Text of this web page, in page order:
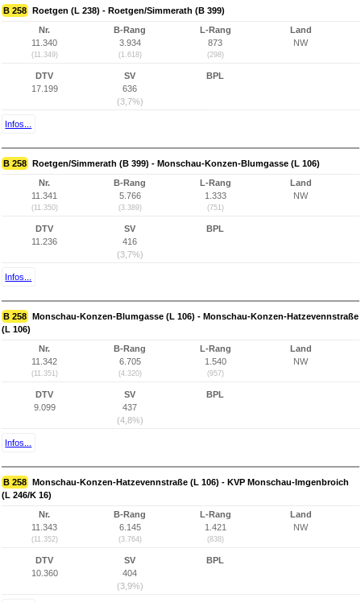
B 258 Roetgen (L 238) - Roetgen/Simmerath (B 399)
Nr.
11.340
(11.349)
B-Rang
3.934
(1.618)
L-Rang
873
(298)
Land
NW
DTV
17.199
SV
636
(3,7%)
BPL
Infos...
B 258 Roetgen/Simmerath (B 399) - Monschau-Konzen-Blumgasse (L 106)
Nr.
11.341
(11.350)
B-Rang
5.766
(3.389)
L-Rang
1.333
(751)
Land
NW
DTV
11.236
SV
416
(3,7%)
BPL
Infos...
B 258 Monschau-Konzen-Blumgasse (L 106) - Monschau-Konzen-Hatzevennstraße
(L 106)
Nr.
11.342
(11.351)
B-Rang
6.705
(4.320)
L-Rang
1.540
(957)
Land
NW
DTV
9.099
SV
437
(4,8%)
BPL
Infos...
B 258 Monschau-Konzen-Hatzevennstraße (L 106) - KVP Monschau-Imgenbroich
(L 246/K 16)
Nr.
11.343
(11.352)
B-Rang
6.145
(3.764)
L-Rang
1.421
(838)
Land
NW
DTV
10.360
SV
404
(3,9%)
BPL